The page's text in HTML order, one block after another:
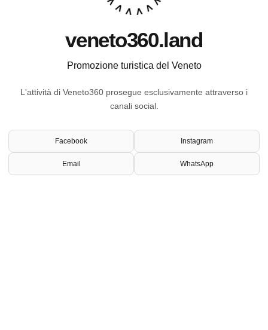
veneto360.land
Promozione turistica del Veneto
L'attività di Veneto360 prosegue esclusivamente attraverso i
canali social.
Facebook Instagram
Email WhatsApp